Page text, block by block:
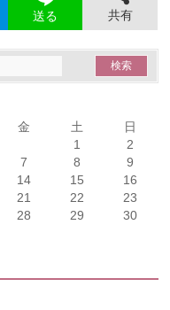
送る 共有
金 土 日
1
2
7 8
9
14 15
16
21 22
23
28 29
30